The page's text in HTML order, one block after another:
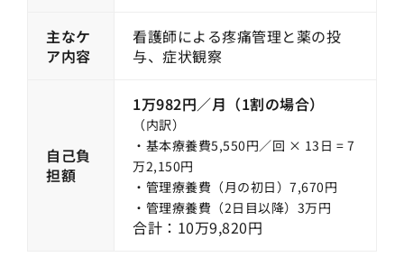
主なケ
ア内容
看護師による疼痛管理と薬の投
与、症状観察
自己負
担額
1万982円／月（1割の場合）
（内訳）
・基本療養費5,550円／回 × 13日 = 7
万2,150円
・管理療養費（月の初日）7,670円
・管理療養費（2日目以降）3万円
合計：10万9,820円